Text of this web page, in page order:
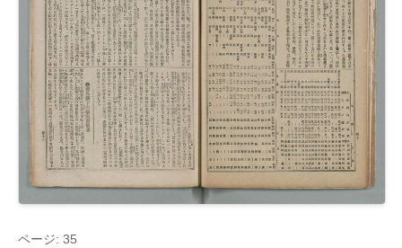
ページ: 35